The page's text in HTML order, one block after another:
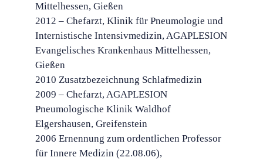
Mittelhessen, Gießen
2012 – Chefarzt, Klinik für Pneumologie und
Internistische Intensivmedizin, AGAPLESION
Evangelisches Krankenhaus Mittelhessen,
Gießen
2010 Zusatzbezeichnung Schlafmedizin
2009 – Chefarzt, AGAPLESION
Pneumologische Klinik Waldhof
Elgershausen, Greifenstein
2006 Ernennung zum ordentlichen Professor
für Innere Medizin (22.08.06),